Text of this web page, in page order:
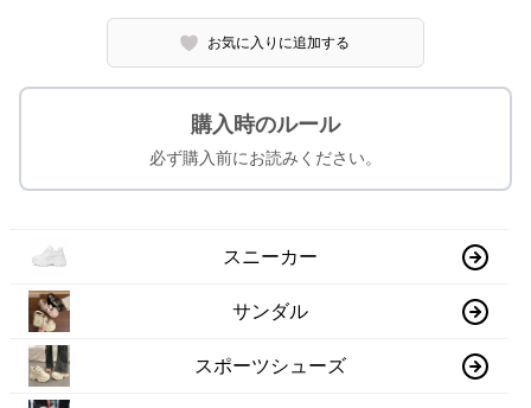
お気に入りに追加する
購入時のルール
必ず購入前にお読みください。
スニーカー
サンダル
スポーツシューズ